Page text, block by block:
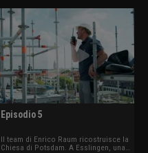
realizzando un canale di riflusso.
Episodio 5
Il team di Enrico Raum ricostruisce la
Chiesa di Potsdam. A Esslingen, una